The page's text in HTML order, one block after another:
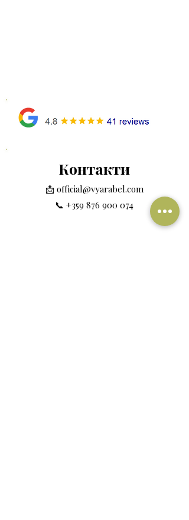
Контакти
📩 official@vyarabel.com
📞 +359 876 900 074